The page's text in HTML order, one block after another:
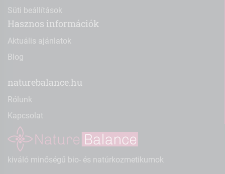
Süti beállítások
Hasznos információk
Aktuális ajánlatok
Blog
naturebalance.hu
Rólunk
Kapcsolat
kiváló minőségű bio- és natúrkozmetikumok